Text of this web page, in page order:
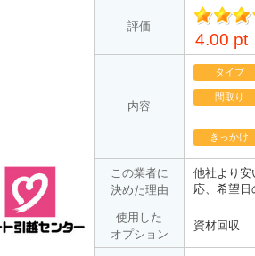
評価
イント
4.00 pt
内容
タイプ
間取り
きっかけ
この業者に
決めた理由
他社より安
応、希望日
使用した
オプション
資材回収